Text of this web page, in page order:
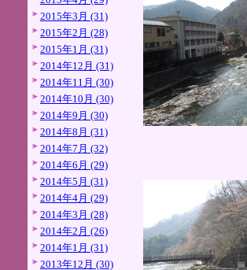
2015年3月 (31)
2015年2月 (28)
2015年1月 (31)
2014年12月 (31)
2014年11月 (30)
2014年10月 (30)
2014年9月 (30)
2014年8月 (31)
2014年7月 (32)
2014年6月 (29)
2014年5月 (31)
2014年4月 (29)
2014年3月 (28)
2014年2月 (26)
2014年1月 (31)
2013年12月 (30)